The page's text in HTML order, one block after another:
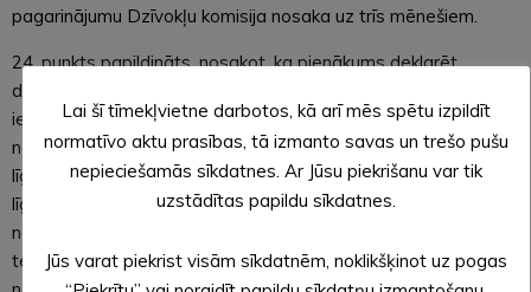
pagarinājumu Dzīvokļu komisija nosaka uz trīs mēnešiem.
24. punkts papildināts, nosakot, ka pienākums deklarēt
dzīvesvietu izīrētajā dzīvojamajā telpā ir īrniekam un arī tajā
iemitinātajām personām. Savukārt 25. punkts papildināts ar
norādi, ka iesniegumu par īres līguma pagarināšanu vai jauna
līguma noslēgšanu jāiesniedz vienu mēnesi pirms esošā īres
līguma termiņa beigām. Papildināts arī 32. punkts, kas
nosaka, ka tiesības apmainīt īrēto pašvaldības dzīvojamo
telpu pret citu ir personai, kas ir pildījusi esošā īres līguma
Lai šī tīmekļvietne darbotos, kā arī mēs spētu izpildīt
normatīvo aktu prasības, tā izmanto savas un trešo pušu
nepieciešamās sīkdatnes. Ar Jūsu piekrišanu var tik
uzstādītas papildu sīkdatnes.
Jūs varat piekrist visām sīkdatnēm, noklikšķinot uz pogas